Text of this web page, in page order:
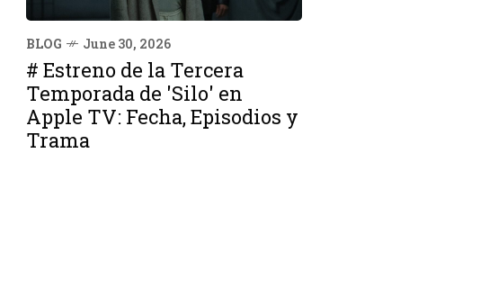
BLOG June 30, 2026
# Estreno de la Tercera
Temporada de 'Silo' en
Apple TV: Fecha, Episodios y
Trama